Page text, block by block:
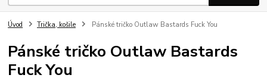
Úvod Trička, košile Pánské tričko Outlaw Bastards Fuck You
Pánské tričko Outlaw Bastards
Fuck You